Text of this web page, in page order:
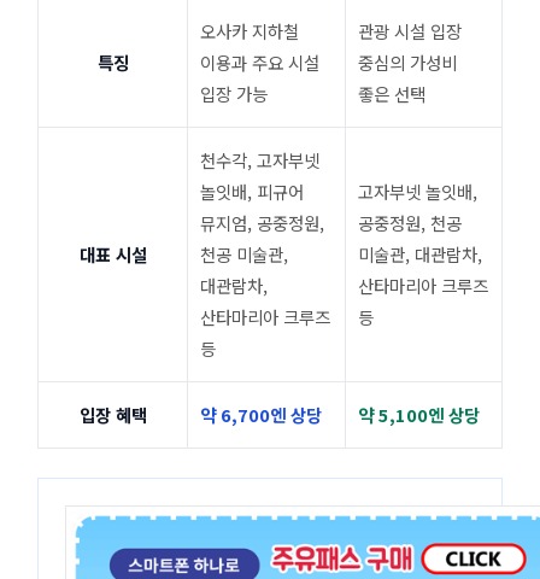
특징
오사카 지하철
이용과 주요 시설
입장 가능
관광 시설 입장
중심의 가성비
좋은 선택
대표 시설
천수각, 고자부넷
놀잇배, 피규어
뮤지엄, 공중정원,
천공 미술관,
대관람차,
산타마리아 크루즈
등
고자부넷 놀잇배,
공중정원, 천공
미술관, 대관람차,
산타마리아 크루즈
등
입장 혜택 약 6,700엔 상당 약 5,100엔 상당